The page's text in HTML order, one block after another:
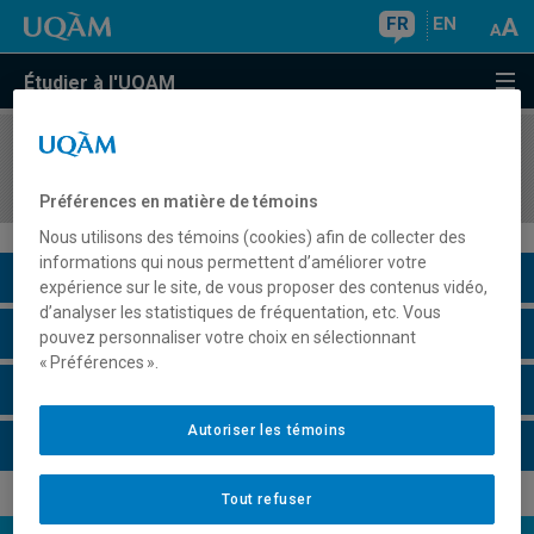
FR EN
Étudier à l'UQAM
COURS//
Description du cours
Horaire - Été 2026
Préférences en matière de témoins
Nous utilisons des témoins (cookies) afin de collecter des
informations qui nous permettent d’améliorer votre
expérience sur le site, de vous proposer des contenus vidéo,
d’analyser les statistiques de fréquentation, etc. Vous
pouvez personnaliser votre choix en sélectionnant
« Préférences ».
Tout refuser
Autoriser les témoins